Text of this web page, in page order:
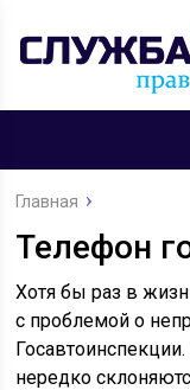
Главная
Телефон
Хотя бы раз в
с проблемой о
нередко